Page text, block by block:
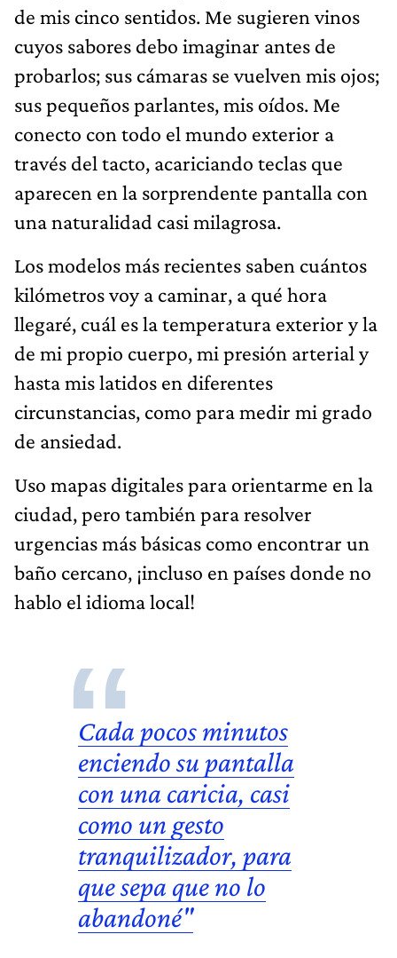
de mis cinco sentidos. Me sugieren vinos
cuyos sabores debo imaginar antes de
probarlos; sus cámaras se vuelven mis ojos;
sus pequeños parlantes, mis oídos. Me
conecto con todo el mundo exterior a
través del tacto, acariciando teclas que
aparecen en la sorprendente pantalla con
una naturalidad casi milagrosa.
Los modelos más recientes saben cuántos
kilómetros voy a caminar, a qué hora
llegaré, cuál es la temperatura exterior y la
de mi propio cuerpo, mi presión arterial y
hasta mis latidos en diferentes
circunstancias, como para medir mi grado
de ansiedad.
Uso mapas digitales para orientarme en la
ciudad, pero también para resolver
urgencias más básicas como encontrar un
baño cercano, ¡incluso en países donde no
hablo el idioma local!
Cada pocos minutos
enciendo su pantalla
con una caricia, casi
como un gesto
tranquilizador, para
que sepa que no lo
abandoné"